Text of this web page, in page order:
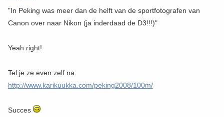
"In Peking was meer dan de helft van de sportfotografen van
Canon over naar Nikon (ja inderdaad de D3!!!)"
Yeah right!
Tel je ze even zelf na:
http://www.karikuukka.com/peking2008/100m/
Succes